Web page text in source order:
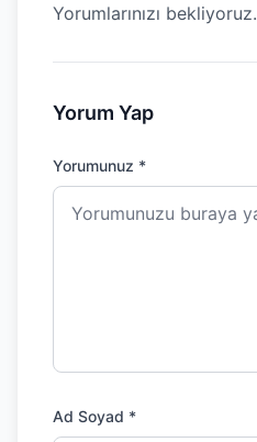
Yorumlarınızı bekliyoruz.
Yorum Yap
Yorumunuz *
Ad Soyad *